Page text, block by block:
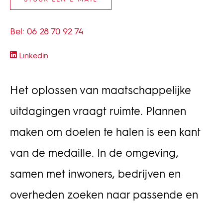
Bel: 06 28 70 92 74
Linkedin
Het oplossen van maatschappelijke
uitdagingen vraagt ruimte. Plannen
maken om doelen te halen is een kant
van de medaille. In de omgeving,
samen met inwoners, bedrijven en
overheden zoeken naar passende en